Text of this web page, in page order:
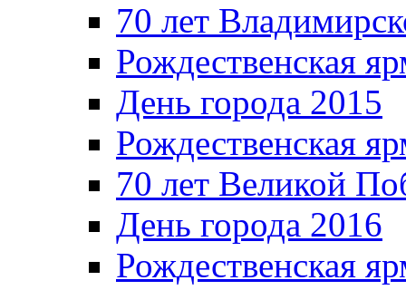
70 лет
Рождественская
День города 2015
Рождественская
70 лет Великой
День города 2016
Рождественская